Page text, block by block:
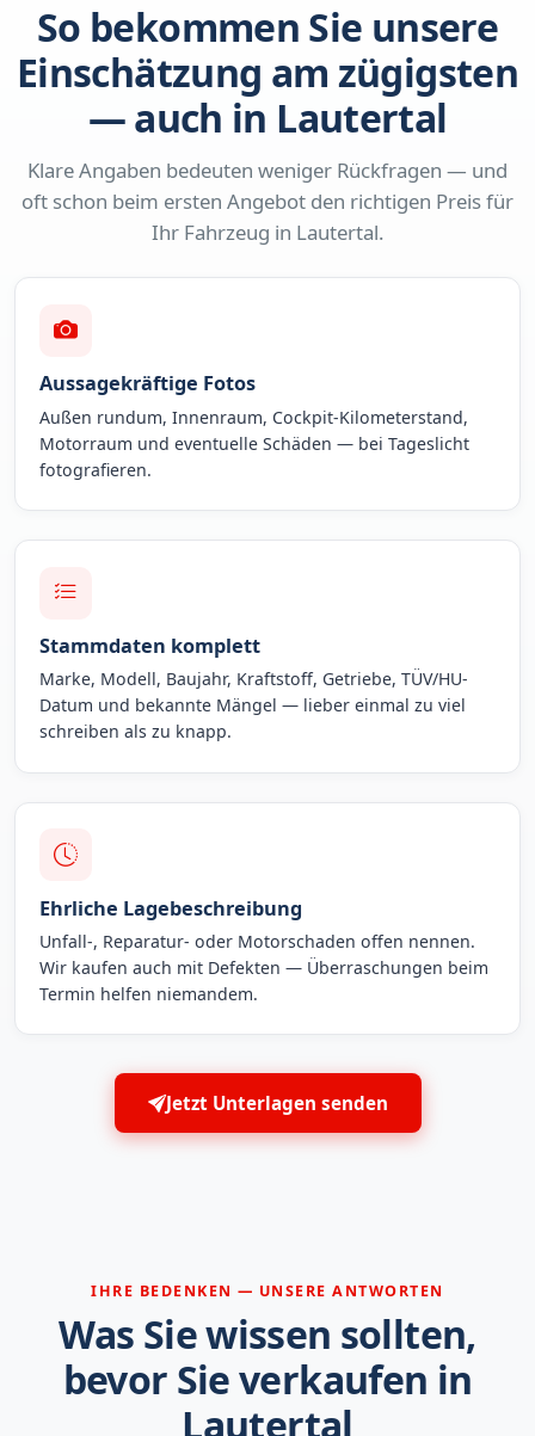
So bekommen Sie unsere
Einschätzung am zügigsten
— auch in Lautertal
Klare Angaben bedeuten weniger Rückfragen — und
oft schon beim ersten Angebot den richtigen Preis für
Ihr Fahrzeug in Lautertal.
Aussagekräftige Fotos
Außen rundum, Innenraum, Cockpit-Kilometerstand,
Motorraum und eventuelle Schäden — bei Tageslicht
fotografieren.
Stammdaten komplett
Marke, Modell, Baujahr, Kraftstoff, Getriebe, TÜV/HU-
Datum und bekannte Mängel — lieber einmal zu viel
schreiben als zu knapp.
Ehrliche Lagebeschreibung
Unfall-, Reparatur- oder Motorschaden offen nennen.
Wir kaufen auch mit Defekten — Überraschungen beim
Termin helfen niemandem.
Jetzt Unterlagen senden
IHRE BEDENKEN — UNSERE ANTWORTEN
Was Sie wissen sollten,
bevor Sie verkaufen in
Lautertal